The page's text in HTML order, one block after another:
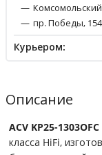
Комсомольский
пр. Победы, 154
Курьером:
Описание
ACV KP25-1303OFC
класса HiFi,